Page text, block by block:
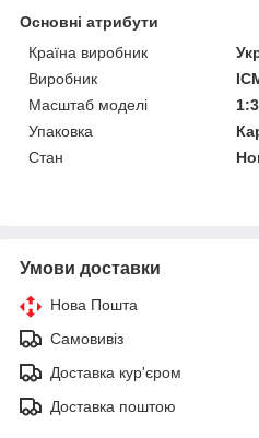
Основні атрибути
Країна виробник
Виробник
Масштаб моделі
Упаковка
Стан
Умови доставки
Нова Пошта
Самовивіз
Доставка кур'єром
Доставка поштою